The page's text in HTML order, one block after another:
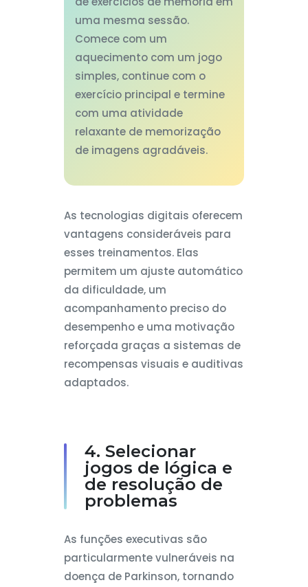
uma mesma sessão.
Comece com um
aquecimento com um jogo
simples, continue com o
exercício principal e termine
com uma atividade
relaxante de memorização
de imagens agradáveis.
As tecnologias digitais oferecem
vantagens consideráveis para
esses treinamentos. Elas
permitem um ajuste automático
da dificuldade, um
acompanhamento preciso do
desempenho e uma motivação
reforçada graças a sistemas de
recompensas visuais e auditivas
adaptados.
4. Selecionar
jogos de lógica e
de resolução de
problemas
As funções executivas são
particularmente vulneráveis na
doença de Parkinson, tornando